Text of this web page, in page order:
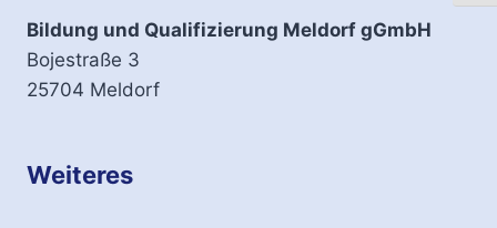
Bildung und Qualifizierung Meldorf gGmbH
Bojestraße 3
25704 Meldorf
Weiteres